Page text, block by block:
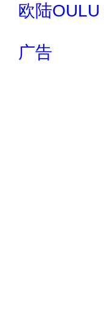
欧陆
广告